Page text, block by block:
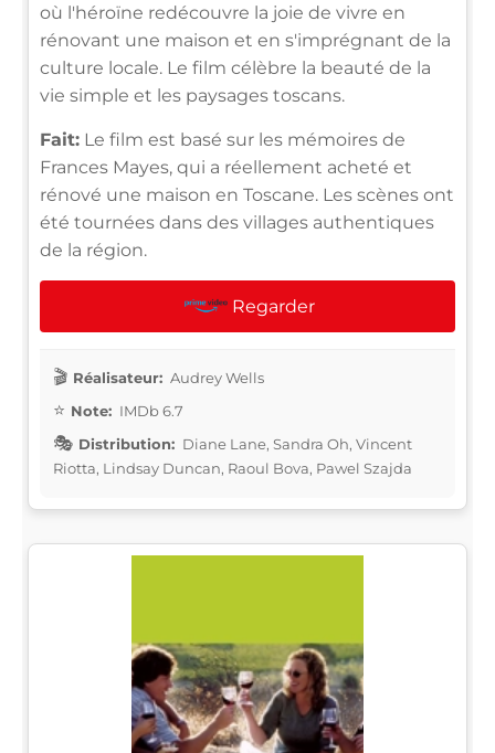
où l'héroïne redécouvre la joie de vivre en
rénovant une maison et en s'imprégnant de la
culture locale. Le film célèbre la beauté de la
vie simple et les paysages toscans.
Fait: Le film est basé sur les mémoires de
Frances Mayes, qui a réellement acheté et
rénové une maison en Toscane. Les scènes ont
été tournées dans des villages authentiques
de la région.
Regarder
Réalisateur: Audrey Wells
Note: IMDb 6.7
Distribution: Diane Lane, Sandra Oh, Vincent
Riotta, Lindsay Duncan, Raoul Bova, Pawel Szajda